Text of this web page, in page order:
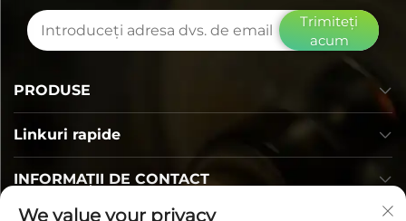
Trimiteți
acum
Linkuri rapide
PRODUSE
INFORMAȚII DE CONTACT
We value your privacy